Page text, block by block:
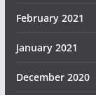
February 2021
January 2021
December 2020